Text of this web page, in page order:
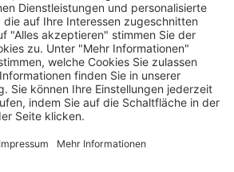
FOLGEN SIE UNS
Cookie-Einstellungen Widerrufsrecht